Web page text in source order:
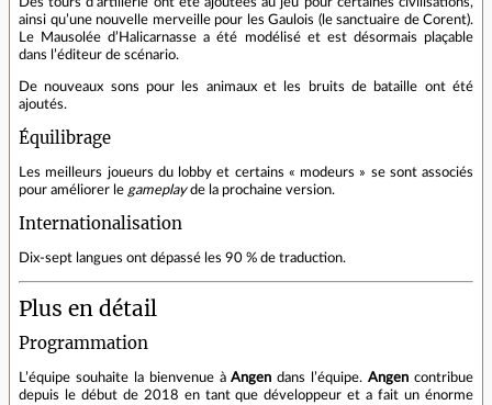
ainsi qu’une nouvelle merveille pour les Gaulois (le sanctuaire de Corent).
Le Mausolée d’Halicarnasse a été modélisé et est désormais plaçable
dans l’éditeur de scénario.
De nouveaux sons pour les animaux et les bruits de bataille ont été
ajoutés.
Équilibrage
Les meilleurs joueurs du lobby et certains « modeurs » se sont associés
pour améliorer le gameplayde la prochaine version.
Internationalisation
Dix‑sept langues ont dépassé les 90 % de traduction.
Plus en détail
Programmation
L’équipe souhaite la bienvenue àAngen dans l’équipe.Angen contribue
depuis le début de 2018 en tant que développeur et a fait un énorme